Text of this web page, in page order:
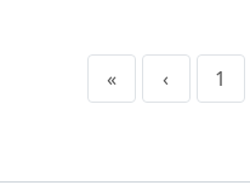
« ‹ 1